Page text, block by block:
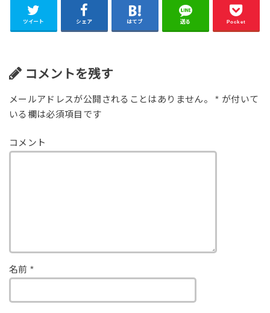
ツイート シェア はてブ 送る Pocket
コメントを残す
メールアドレスが公開されることはありません。 * が付いて
いる欄は必須項目です
コメント
名前 *